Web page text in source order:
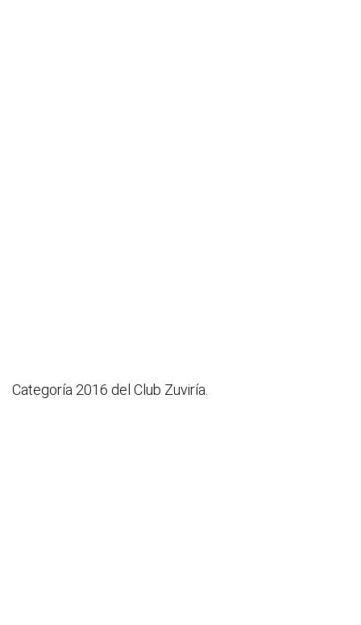
Categoría 2016 del Club Zuviría.